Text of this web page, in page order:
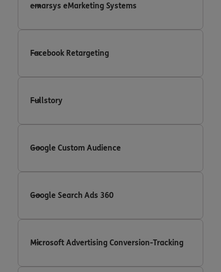
emarsys eMarketing Systems
Facebook Retargeting
Fullstory
Google Custom Audience
Google Search Ads 360
Microsoft Advertising Conversion-Tracking